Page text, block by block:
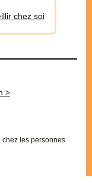
chez soi
>
les personnes